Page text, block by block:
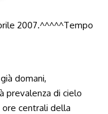
domani,
prevalenza di cielo
centrali della